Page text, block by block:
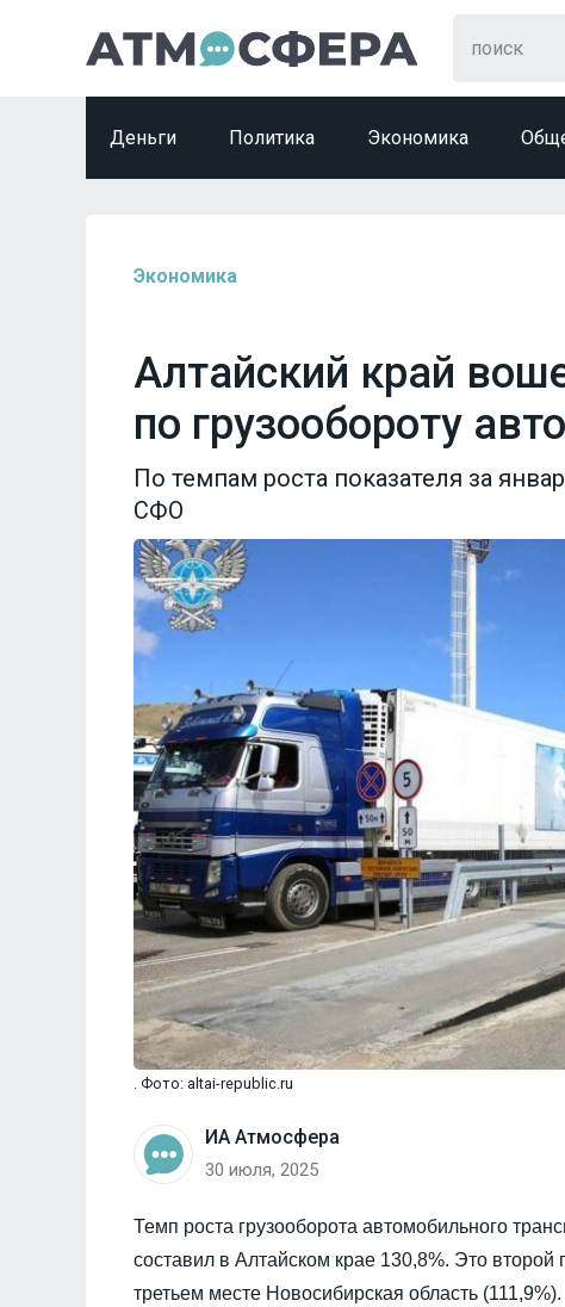
Деньги Политика Экономика
Экономика
Алтайский край
по грузообороту
По темпам роста показателя за
СФО
. Фото: altai-republic.ru
ИА Атмосфера
30 июля, 2025
Темп роста грузооборота автомобильного
составил в Алтайском крае 130,8%. Это
третьем месте Новосибирская область (111,9%).